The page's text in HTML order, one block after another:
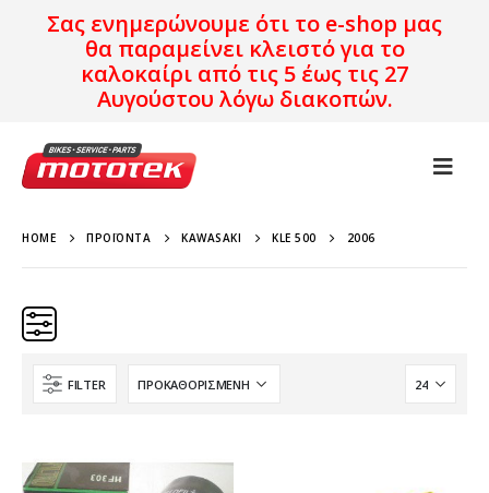
Σας ενημερώνουμε ότι το e-shop μας
θα παραμείνει κλειστό για το
καλοκαίρι από τις 5 έως τις 27
Αυγούστου λόγω διακοπών.
HOME ΠΡΟΪΌΝΤΑ KAWASAKI KLE 500 2006
Κατηγορίες
Προϊόν Προέλευση
FILTER